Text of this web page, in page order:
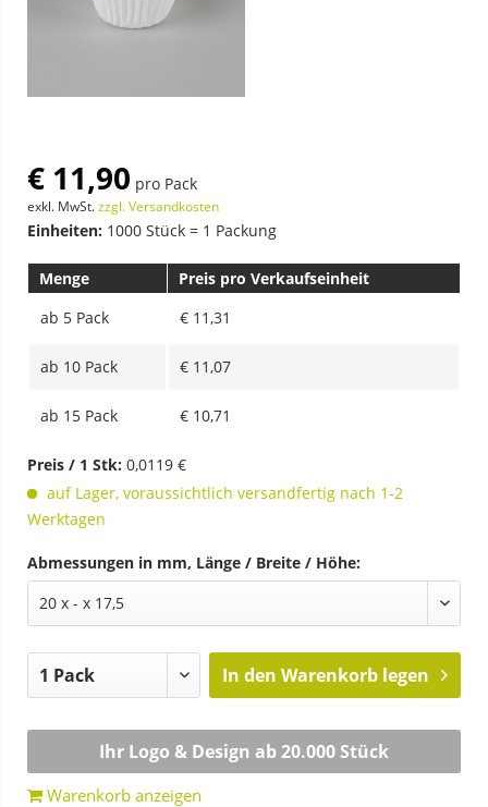
€ 11,90 pro Pack
exkl. MwSt.zzgl. Versandkosten
Einheiten: 1000 Stück = 1 Packung
Menge
Preis pro Verkaufseinheit
ab 5 Pack € 11,31
ab 10 Pack € 11,07
ab 15 Pack € 10,71
Preis / 1 Stk: 0,0119 €
auf Lager, voraussichtlich versandfertig nach 1-2
Werktagen
Abmessungen in mm, Länge / Breite / Höhe:
In den Warenkorb legen
Ihr Logo & Design ab 20.000 Stück
Warenkorb anzeigen